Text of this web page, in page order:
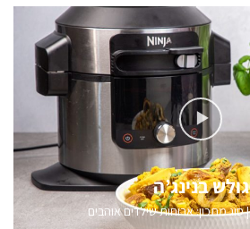
גולש בנינג’ה
|סוג מתכון: ארוחות שילדים אוהבים